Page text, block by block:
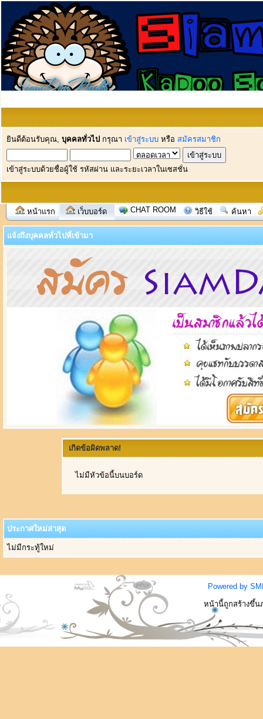
ยินดีต้อนรับคุณ, บุคคลทั่วไป กรุณา เข้าสู่ระบบ หรือ สมัครสมาชิก
เข้าสู่ระบบด้วยชื่อผู้ใช้ รหัสผ่าน และระยะเวลาในเซสชั่น
หน้าแรก เว็บบอร์ด CHAT ROOM วิธีใช้ ค้นหา
แจ้งถึงบุคคลทั่วไปที่เข้ามา
เกิดข้อผิดพลาด!
ไม่มีหัวข้อนี้บนบอร์ด
ประกาศใหม่ล่าสุด
ไม่มีกระทู้ใหม่
Powered by
หน้านี้ถูกสร้างขึ้น